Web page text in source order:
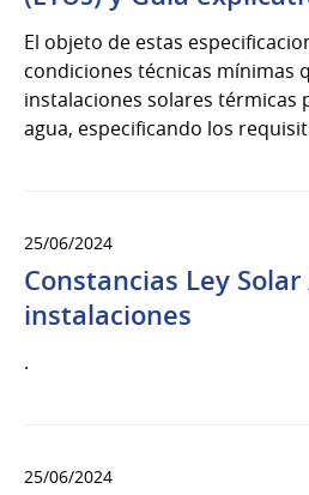
El objeto de estas
condiciones técnicas mínimas
instalaciones solares térmicas
agua, especificando los
25/06/2024
Constancias Ley
instalaciones
.
25/06/2024